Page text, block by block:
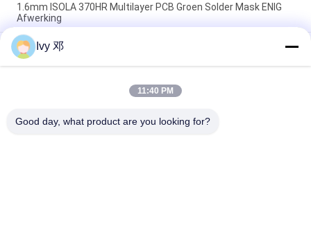
1.6mm ISOLA 370HR Multilayer PCB Groen Solder Mask ENIG
Afwerking
PCB met de Serie 10-laag BGA van het Balnet PCB op Hoge Tg
Fr-4 met Onderdompelingsgoud dat wordt voortgebouwd
Via Gevulde die PCB via in Raad van de Stootkussenkring
0.6mm Multilayer PCB op 6 Laag met Blinden via voor GPS-het
Ivy 邓
11:40 PM
Good day, what product are you looking for?